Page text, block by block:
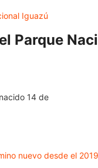
Parque
14 de